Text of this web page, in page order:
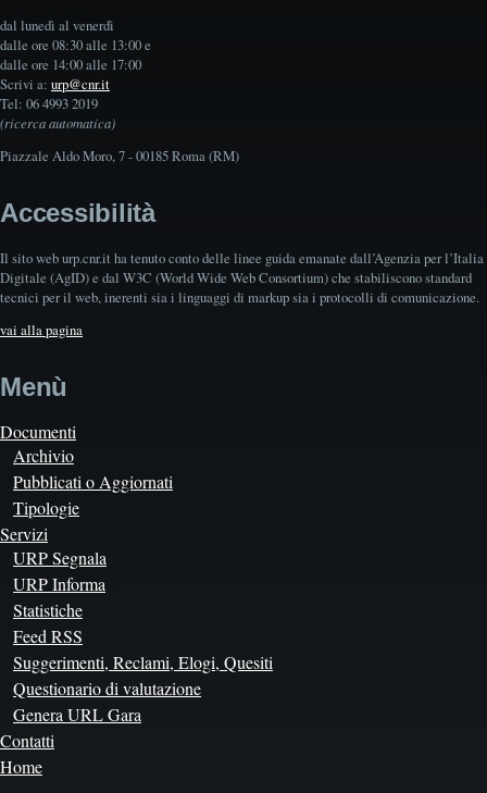
dal lunedì al venerdì
dalle ore 08:30 alle 13:00 e
dalle ore 14:00 alle 17:00
Scrivi a: urp@cnr.it
Tel: 06 4993 2019
(ricerca automatica)
Piazzale Aldo Moro, 7 - 00185 Roma (RM)
Accessibilità
Il sito web urp.cnr.it ha tenuto conto delle linee guida emanate dall’Agenzia per l’Italia
Digitale (AgID) e dal W3C (World Wide Web Consortium) che stabiliscono standard
tecnici per il web, inerenti sia i linguaggi di markup sia i protocolli di comunicazione.
vai alla pagina
Menù
Documenti
Archivio
Pubblicati o Aggiornati
Tipologie
Servizi
URP Segnala
URP Informa
Statistiche
Feed RSS
Suggerimenti, Reclami, Elogi, Quesiti
Questionario di valutazione
Genera URL Gara
Contatti
Home